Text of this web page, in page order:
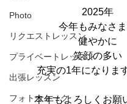
Photo
リクエストレッスン
プライベートレッスン
出張レッスン
フォトウォーク
2025年
今年もみなさ
健やかに
笑顔の多い
充実の1年になりま
本年もよろしくお願